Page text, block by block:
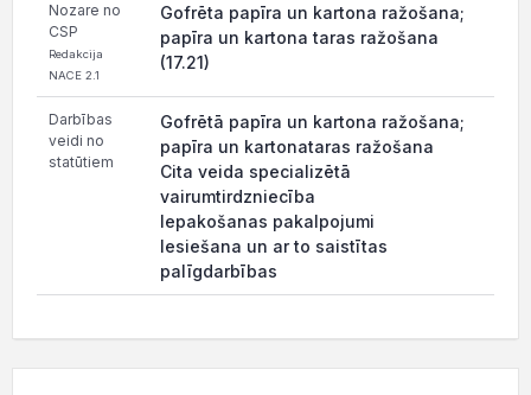
Nozare no
CSP
Redakcija
NACE 2.1
Gofrēta papīra un kartona ražošana;
papīra un kartona taras ražošana
(17.21)
Darbības
veidi no
statūtiem
Gofrētā papīra un kartona ražošana;
papīra un kartonataras ražošana
Cita veida specializētā
vairumtirdzniecība
Iepakošanas pakalpojumi
Iesiešana un ar to saistītas
palīgdarbības